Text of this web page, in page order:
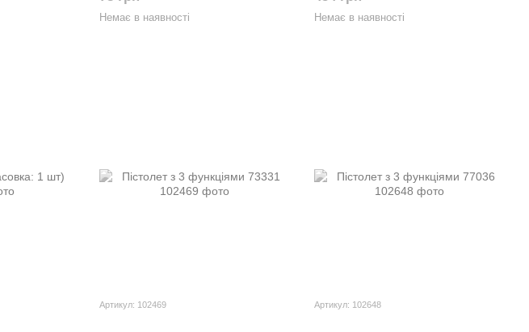
Немає в наявності Немає в наявності
Артикул: 102469 Артикул: 102648